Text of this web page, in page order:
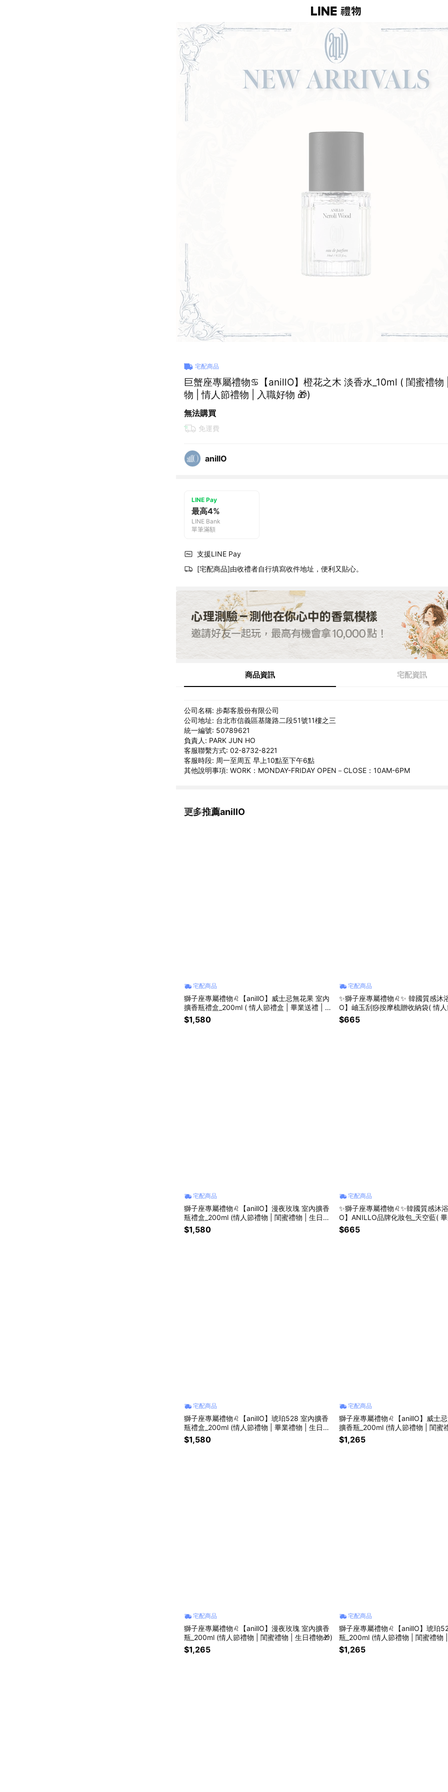
宅配商品
巨蟹座專屬禮物♋【anillO】橙花之木 淡香水_10ml ( 閨蜜禮物
物 | 情人節禮物 | 入職好物 🎁)
無法購買
免運費
anillO
LINE Pay
最高4%
LINE Bank
單筆滿額
支援LINE Pay
[宅配商品]由收禮者自行填寫收件地址，便利又貼心。
商品資訊 宅配資訊
公司名稱: 步鄰客股份有限公司
公司地址: 台北市信義區基隆路二段51號11樓之三
統一編號: 50789621
負責人: PARK JUN HO
客服聯繫方式: 02-8732-8221
客服時段: 周一至周五 早上10點至下午6點
其他說明事項: WORK：MONDAY-FRIDAY OPEN－CLOSE：10AM-6PM
更多推薦anillO
看更多
宅配商品
獅子座專屬禮物♌【anillO】威士忌無花果 室內
擴香瓶禮盒_200ml ( 情人節禮盒 | 畢業送禮 | 閨
蜜禮物 | 生日禮物🎁)
$1,580
宅配商品
✨獅子座專屬禮物♌✨ 韓國質感沐
O】岫玉刮痧按摩梳贈收納袋( 情
蜜禮物 | 畢業禮物 | 生日禮物🎁 )
$665
宅配商品
獅子座專屬禮物♌【anillO】漫夜玫瑰 室內擴香
瓶禮盒_200ml (情人節禮物 | 閨蜜禮物 | 生日禮
物🎁)
$1,580
宅配商品
✨獅子座專屬禮物♌✨韓國質感沐
O】ANILLO品牌化妝包_天空藍(
蜜禮物 | 生日禮物🎁 )
$665
宅配商品
獅子座專屬禮物♌【anillO】琥珀528 室內擴香
瓶禮盒_200ml (情人節禮物 | 畢業禮物 | 生日禮
物🎁)
$1,580
宅配商品
獅子座專屬禮物♌【anillO】威士
擴香瓶_200ml (情人節禮物 | 閨蜜
物🎁)
$1,265
宅配商品
獅子座專屬禮物♌【anillO】漫夜玫瑰 室內擴香
瓶_200ml (情人節禮物 | 閨蜜禮物 | 生日禮物🎁)
$1,265
宅配商品
獅子座專屬禮物♌【anillO】琥珀
瓶_200ml (情人節禮物 | 閨蜜禮物
$1,265